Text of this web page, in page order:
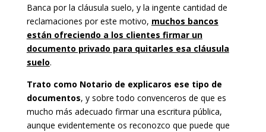
Banca por la cláusula suelo, y la ingente cantidad de
reclamaciones por este motivo, muchos bancos
están ofreciendo a los clientes firmar un
documento privado para quitarles esa cláusula
suelo.
Trato como Notario de explicaros ese tipo de
documentos, y sobre todo convenceros de que es
mucho más adecuado firmar una escritura pública,
aunque evidentemente os reconozco que puede que